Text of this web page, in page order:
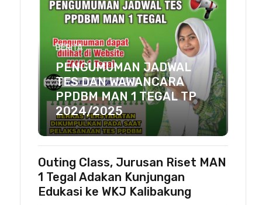
BERITA
PENGUMUMAN JADWAL
TES DAN WAWANCARA
PPDBM MAN 1 TEGAL TP
2024/2025
Outing Class, Jurusan Riset MAN
1 Tegal Adakan Kunjungan
Edukasi ke WKJ Kalibakung